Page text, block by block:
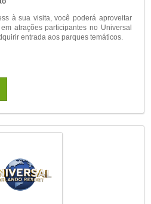
à sua visita, você poderá aproveitar
atrações participantes no Universal
entrada aos parques temáticos.